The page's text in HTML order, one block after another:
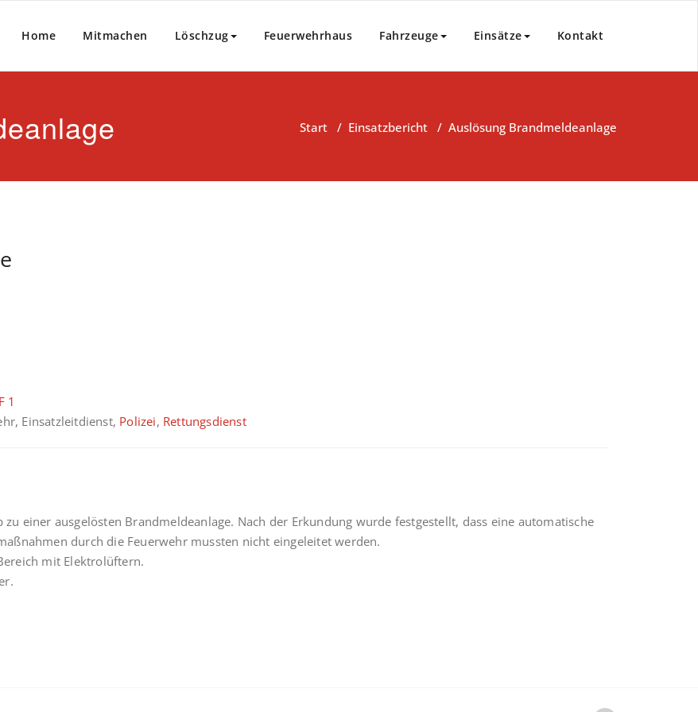
Home Mitmachen Löschzug Feuerwehrhaus Fahrzeuge Einsätze Kontakt
Start / Einsatzbericht / Auslösung Brandmeldeanlage
1
Einsatzleitdienst, Polizei, Rettungsdienst
einer ausgelösten Brandmeldeanlage. Nach der Erkundung wurde festgestellt, dass eine automatische
durch die Feuerwehr mussten nicht eingeleitet werden.
mit Elektrolüftern.